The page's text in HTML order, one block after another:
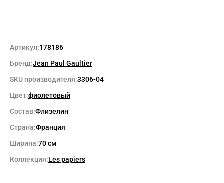
Артикул:178186
Бренд:Jean Paul Gaultier
SKU производителя:3306-04
Цвет:фиолетовый
Состав:Флизелин
Страна:Франция
Ширина:70 см
Коллекция:Les papiers